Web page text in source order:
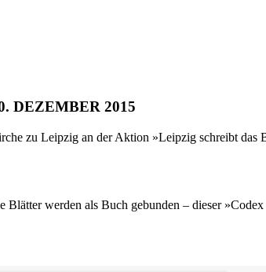
DEZEMBER 2015
zu Leipzig an der Aktion »Leipzig schreibt das
werden als Buch gebunden – dieser